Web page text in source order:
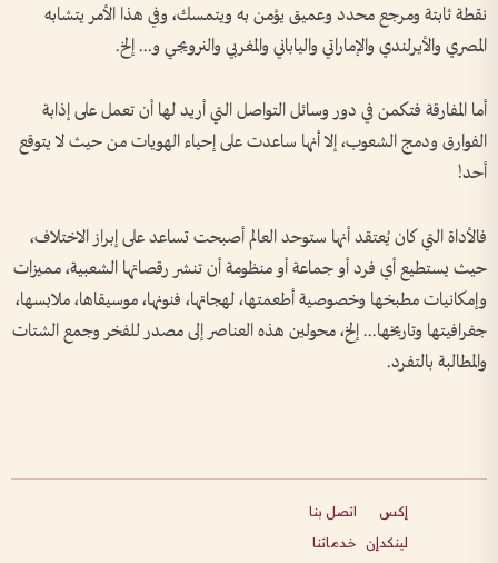
نقطة ثابتة ومرجع محدد وعميق يؤمن به ويتمسك، وفي هذا الأمر يتشابه
المصري والأيرلندي والإماراتي والياباني والمغربي والنرويجي و... إلخ.
أما المفارقة فتكمن في دور وسائل التواصل التي أريد لها أن تعمل على إذابة
الفوارق ودمج الشعوب، إلا أنها ساعدت على إحياء الهويات من حيث لا يتوقع
أحد!
فالأداة التي كان يُعتقد أنها ستوحد العالم أصبحت تساعد على إبراز الاختلاف،
حيث يستطيع أي فرد أو جماعة أو منظومة أن تنشر رقصاتها الشعبية، مميزات
وإمكانيات مطبخها وخصوصية أطعمتها، لهجاتها، فنونها، موسيقاها، ملابسها،
جغرافيتها وتاريخها... إلخ، محولين هذه العناصر إلى مصدر للفخر وجمع الشتات
والمطالبة بالتفرد.
إكس
لينكدإن
اتصل بنا
خدماتنا